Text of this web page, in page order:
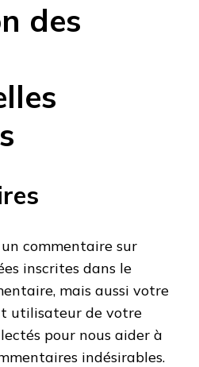
des
commentaire sur
inscrites dans le
mais aussi votre
utilisateur de votre
pour nous aider à
indésirables.